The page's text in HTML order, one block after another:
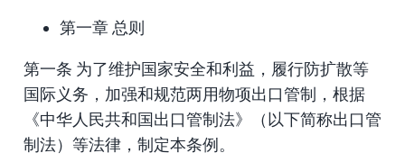
第一章 总则
第一条 为了维护国家安全和利益，履行防扩散等
国际义务，加强和规范两用物项出口管制，根据
《中华人民共和国出口管制法》（以下简称出口管
制法）等法律，制定本条例。